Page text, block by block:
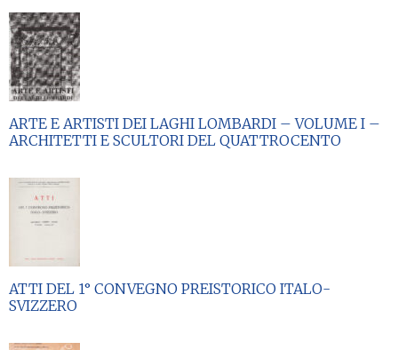
ARTE E ARTISTI DEI LAGHI LOMBARDI – VOLUME I –
ARCHITETTI E SCULTORI DEL QUATTROCENTO
ATTI DEL 1° CONVEGNO PREISTORICO ITALO-
SVIZZERO